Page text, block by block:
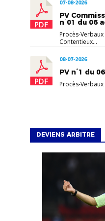
07-08-2026
PV
n°01 du 06
Procès-Verbaux
Contentieux...
08-07-2026
PV n°1 du
Procès-Verbaux
DEVIENS ARBITRE